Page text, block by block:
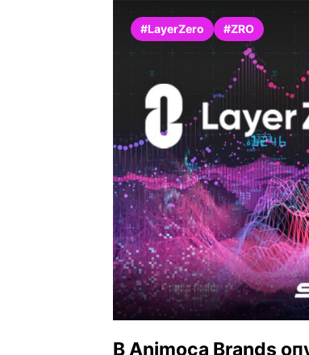
#LayerZero #ZRO
В Animoca Brands